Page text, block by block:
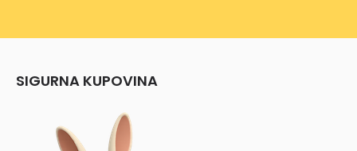
SIGURNA KUPOVINA